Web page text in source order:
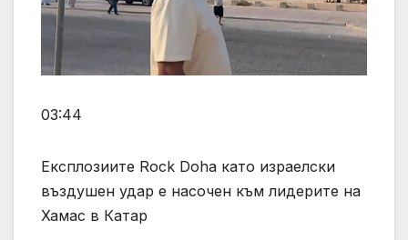
03:44
Експлозиите Rock Doha като израелски
въздушен удар е насочен към лидерите на
Хамас в Катар